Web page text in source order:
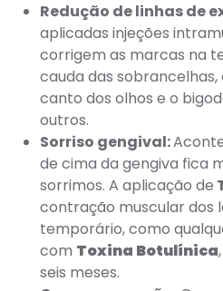
Redução de linhas de
aplicadas injeções
corrigem as marcas na
cauda das sobrancelhas,
canto dos olhos e o
outros.
Sorriso gengival:
de cima da gengiva fica
sorrimos. A aplicação de
contração muscular dos
temporário, como
com Toxina Botulínica
seis meses.